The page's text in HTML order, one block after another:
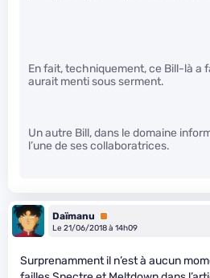
En fait, techniquement, ce Bill-là a
aurait menti sous serment.
Un autre Bill, dans le domaine
l’une de ses collaboratrices.
Daïmanu
Premium
Le 21/06/2018 à 14h09
Surprenamment il n’est à aucun